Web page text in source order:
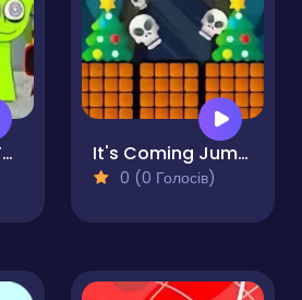
Squid Game 2 Tap Sprunki It's Coming Jump!
0 (0 Голосів)